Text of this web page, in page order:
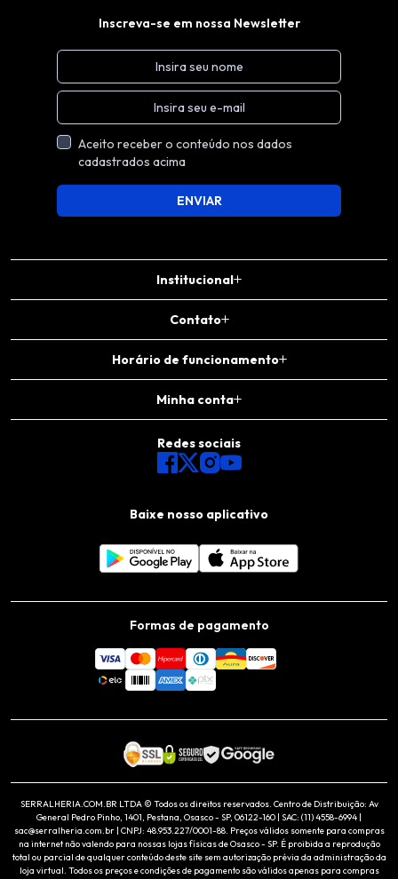
Institucional
Contato
Horário de funcionamento
Minha conta
Baixe nosso aplicativo
Redes sociais
Inscreva-se em nossa Newsletter
Aceito receber o conteúdo nos dados
cadastrados acima
ENVIAR
Formas de pagamento
SERRALHERIA.COM.BR LTDA © Todos os direitos reservados. Centro de Distribuição: Av
General Pedro Pinho, 1401, Pestana, Osasco - SP, 06122-160 | SAC: (11) 4558-6994 |
sac@serralheria.com.br | CNPJ: 48.953.227/0001-88. Preços válidos somente para compras
na internet não valendo para nossas lojas físicas de Osasco - SP. É proibida a reprodução
total ou parcial de qualquer conteúdo deste site sem autorização prévia da administração da
loja virtual. Todos os preços e condições de pagamento são válidos apenas para compras